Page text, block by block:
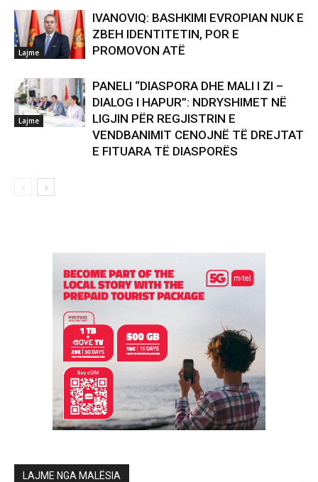
Lajme
IVANOVIQ: BASHKIMI EVROPIAN NUK E
ZBEH IDENTITETIN, POR E
PROMOVON ATË
Lajme
PANELI “DIASPORA DHE MALI I ZI –
DIALOG I HAPUR”: NDRYSHIMET NË
LIGJIN PËR REGJISTRIN E
VENDBANIMIT CENOJNË TË DREJTAT
E FITUARA TË DIASPORËS
LAJME NGA MALËSIA